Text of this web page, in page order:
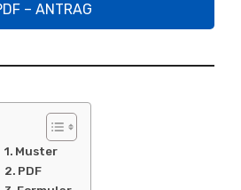
– ANTRAG
Muster
PDF